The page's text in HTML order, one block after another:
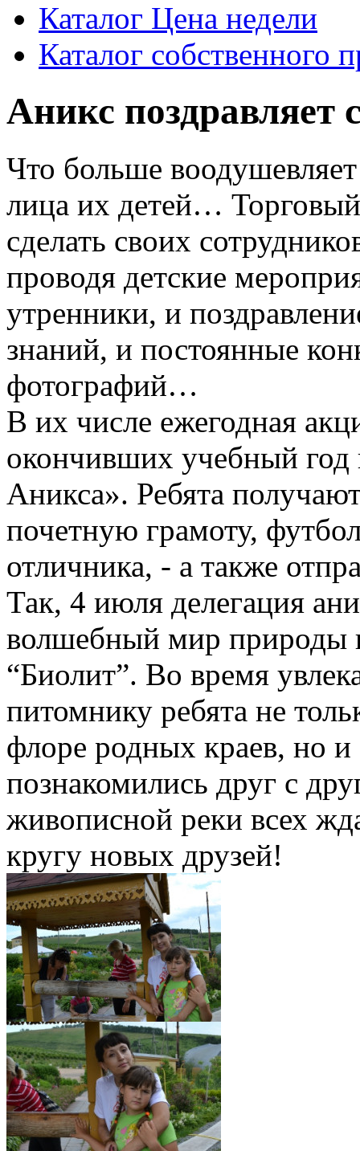
Каталог Цена недели
Каталог собственного
Аникс поздравляет
Что больше
лица их детей…
сделать своих
проводя детские
утренники, и
знаний, и постоянные
фотографий…
В их числе ежегодная
окончивших учебный
Аникса». Ребята
почетную грамоту,
отличника, - а также
Так, 4 июля делегация
волшебный мир природы
“Биолит”. Во время
питомнику ребята не
флоре родных краев, но и
познакомились друг с
живописной реки всех
кругу новых друзей!